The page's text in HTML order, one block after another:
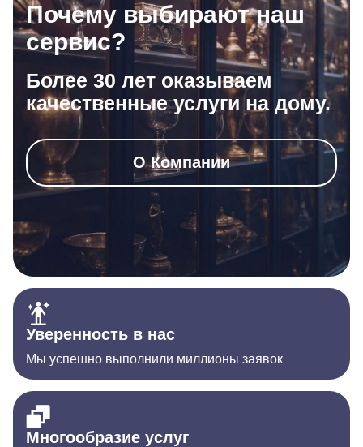
Почему выбирают наш
сервис?
Более 30 лет оказываем
качественные услуги на дому.
О Компании
Уверенность в нас
Мы успешно выполнили миллионы заявок
Многообразие услуг